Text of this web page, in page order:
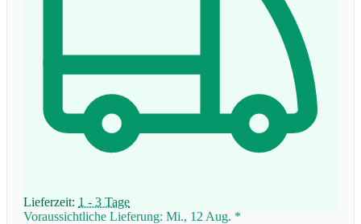
Lieferzeit: 1 - 3 Tage
Voraussichtliche Lieferung: Mi., 12 Aug. *